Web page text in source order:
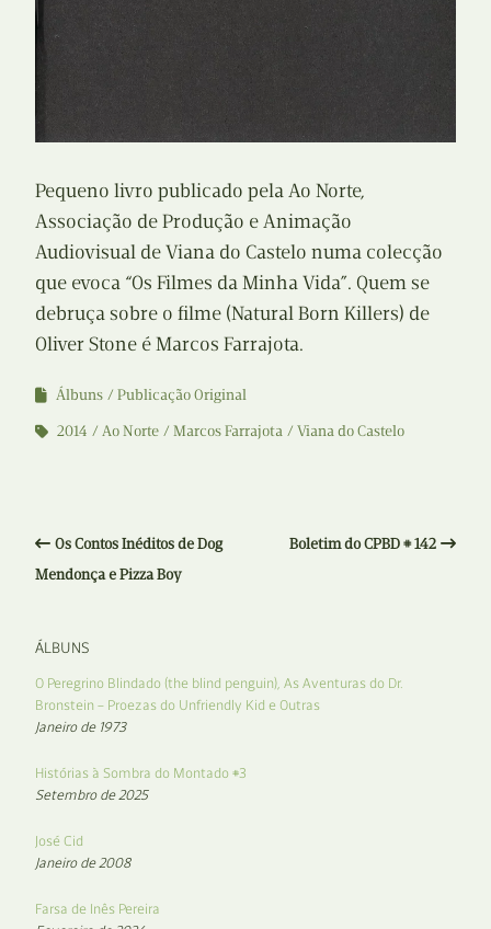
Pequeno livro publicado pela Ao Norte,
Associação de Produção e Animação
Audiovisual de Viana do Castelo numa colecção
que evoca “Os Filmes da Minha Vida”. Quem se
debruça sobre o filme (Natural Born Killers) de
Oliver Stone é Marcos Farrajota.
Álbuns
Publicação Original
2014
Ao Norte Marcos Farrajota Viana do Castelo
Os Contos Inéditos de Dog
Mendonça e Pizza Boy
Boletim do CPBD # 142
ÁLBUNS
O Peregrino Blindado (the blind penguin), As Aventuras do Dr.
Bronstein – Proezas do Unfriendly Kid e Outras
Janeiro de 1973
Histórias à Sombra do Montado #3
Setembro de 2025
José Cid
Janeiro de 2008
Farsa de Inês Pereira